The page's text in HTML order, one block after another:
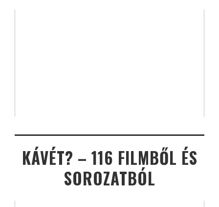
KÁVÉT? – 116 FILMBŐL ÉS
SOROZATBÓL